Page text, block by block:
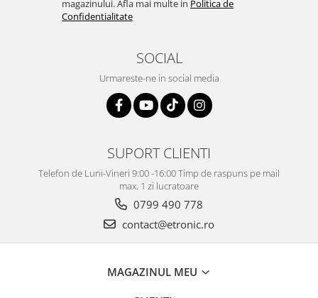
magazinului. Afla mai multe in Politica de
Confidentialitate
SOCIAL
Urmareste-ne in social media
SUPORT CLIENTI
Telefon de Luni-Vineri 9:00 -16:00 Timp de raspuns pe mail
max. 1 zi lucratoare
0799 490 778
contact@etronic.ro
MAGAZINUL MEU